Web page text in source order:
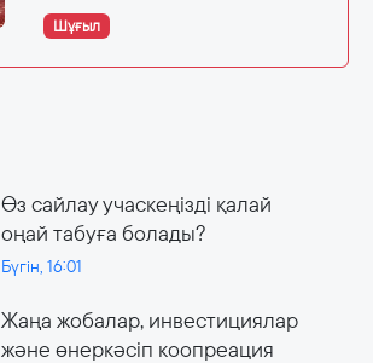
Шұғыл
Өз сайлау учаскеңізді қалай
оңай табуға болады?
Бүгін, 16:01
Жаңа жобалар, инвестициялар
және өнеркәсіп коопреация